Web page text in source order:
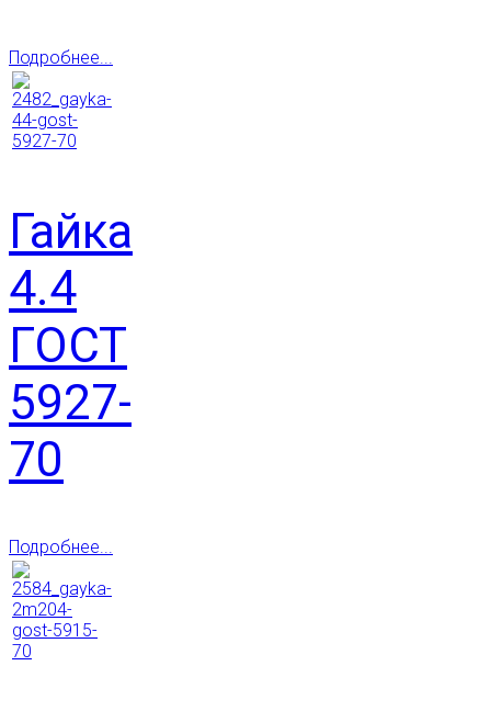
Подробнее...
Гайка
4.4
ГОСТ
5927-
70
Подробнее...